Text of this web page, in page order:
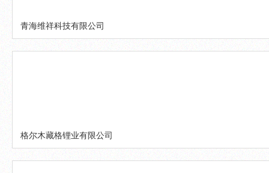
青海维祥科技有限公司
格尔木藏格锂业有限公司